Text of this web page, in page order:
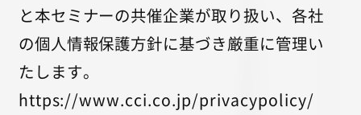
と本セミナーの共催企業が取り扱い、各社
の個人情報保護方針に基づき厳重に管理い
たします。
https://www.cci.co.jp/privacypolicy/